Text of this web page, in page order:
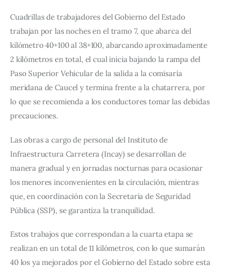
Cuadrillas de trabajadores del Gobierno del Estado
trabajan por las noches en el tramo 7, que abarca del
kilómetro 40+100 al 38+100, abarcando aproximadamente
2 kilómetros en total, el cual inicia bajando la rampa del
Paso Superior Vehicular de la salida a la comisaría
meridana de Caucel y termina frente a la chatarrera, por
lo que se recomienda a los conductores tomar las debidas
precauciones.
Las obras a cargo de personal del Instituto de
Infraestructura Carretera (Incay) se desarrollan de
manera gradual y en jornadas nocturnas para ocasionar
los menores inconvenientes en la circulación, mientras
que, en coordinación con la Secretaría de Seguridad
Pública (SSP), se garantiza la tranquilidad.
Estos trabajos que correspondan a la cuarta etapa se
realizan en un total de 11 kilómetros, con lo que sumarán
40 los ya mejorados por el Gobierno del Estado sobre esta